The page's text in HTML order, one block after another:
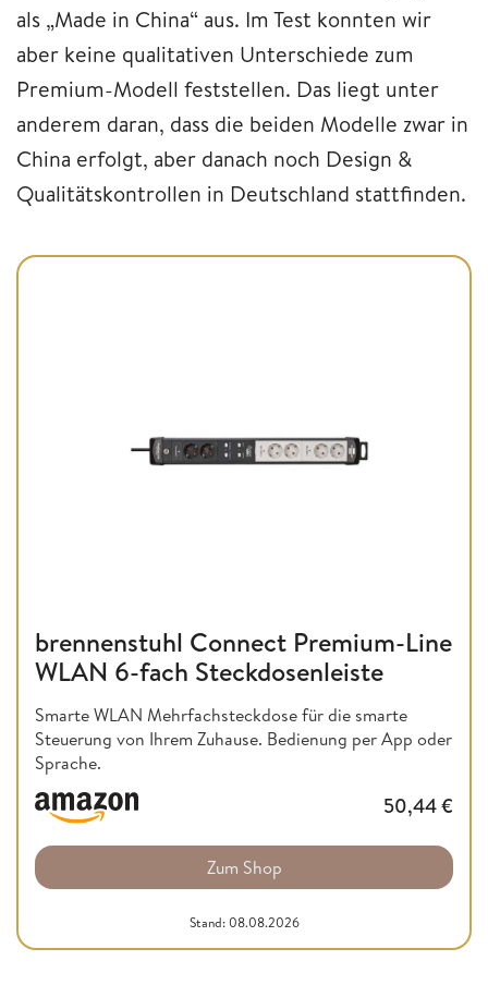
als „Made in China“ aus. Im Test konnten wir
aber keine qualitativen Unterschiede zum
Premium-Modell feststellen. Das liegt unter
anderem daran, dass die beiden Modelle zwar in
China erfolgt, aber danach noch Design &
Qualitätskontrollen in Deutschland stattfinden.
brennenstuhl Connect Premium-Line
WLAN 6-fach Steckdosenleiste
Smarte WLAN Mehrfachsteckdose für die smarte
Steuerung von Ihrem Zuhause. Bedienung per App oder
Sprache.
50,44€
Zum Shop
Stand: 08.08.2026